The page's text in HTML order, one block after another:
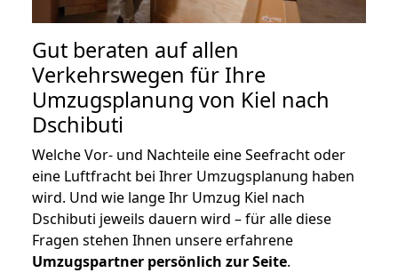
Gut beraten auf allen
Verkehrswegen für Ihre
Umzugsplanung von Kiel nach
Dschibuti
Welche Vor- und Nachteile eine Seefracht oder
eine Luftfracht bei Ihrer Umzugsplanung haben
wird. Und wie lange Ihr Umzug Kiel nach
Dschibuti jeweils dauern wird – für alle diese
Fragen stehen Ihnen unsere erfahrene
Umzugspartner persönlich zur Seite.